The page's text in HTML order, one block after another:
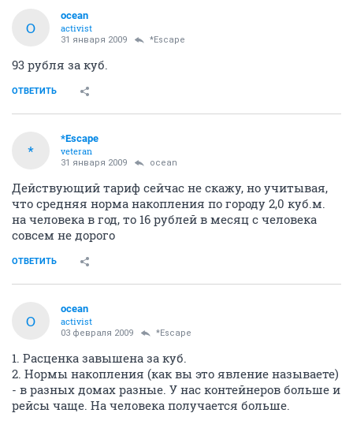
O
ocean
activist
31 января 2009 *Escape
93 рубля за куб.
ОТВЕТИТЬ
*
*Escape
veteran
31 января 2009 ocean
Действующий тариф сейчас не скажу, но учитывая,
что средняя норма накопления по городу 2,0 куб.м.
на человека в год, то 16 рублей в месяц с человека
совсем не дорого
ОТВЕТИТЬ
O
ocean
activist
03 февраля 2009 *Escape
1. Расценка завышена за куб.
2. Нормы накопления (как вы это явление называете)
- в разных домах разные. У нас контейнеров больше и
рейсы чаще. На человека получается больше.